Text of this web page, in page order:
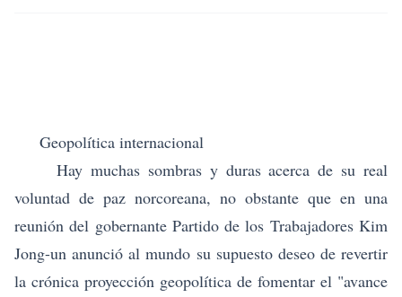
Geopolítica internacional
Hay muchas sombras y duras acerca de su real
voluntad de paz norcoreana, no obstante que en una
reunión del gobernante Partido de los Trabajadores Kim
Jong-un anunció al mundo su supuesto deseo de revertir
la crónica proyección geopolítica de fomentar el "avance